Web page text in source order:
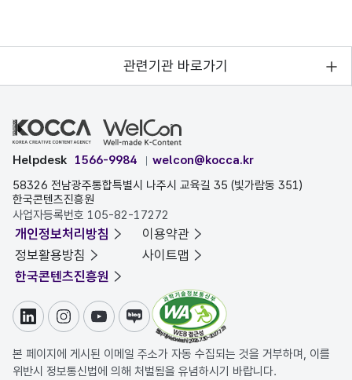
관련기관 바로가기
Helpdesk 1566-9984
welcon@kocca.kr
58326 전남광주통합특별시 나주시 교육길 35 (빛가람동 351)
한국콘텐츠진흥원
사업자등록번호 105-82-17272
개인정보처리방침
이용약관
정보활용방침
사이트맵
한국콘텐츠진흥원
링크드인인스타그램
유튜브블로그
본 페이지에 게시된 이메일 주소가 자동 수집되는 것을 거부하며, 이를
위반시 정보통신법에 의해 처벌됨을 유념하시기 바랍니다.